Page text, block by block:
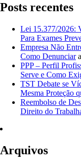
Posts recentes
Lei 15.377/2026:
Para Exames
Empresa Não
Como Denunciar
PPP – Perfil
Serve e Como
TST Debate se
Mesma Proteção
Reembolso de
Direito do
Arquivos